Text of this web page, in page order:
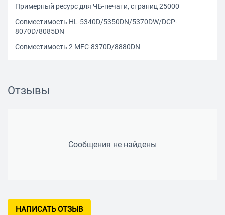
Примерный ресурс для ЧБ-печати, страниц 25000
Совместимость HL-5340D/5350DN/5370DW/DCP-
8070D/8085DN
Совместимость 2 MFC-8370D/8880DN
Отзывы
Сообщения не найдены
НАПИСАТЬ ОТЗЫВ